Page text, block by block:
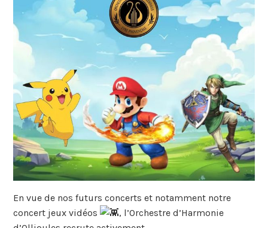
En vue de nos futurs concerts et notamment notre
concert jeux vidéos
, l’Orchestre d’Harmonie